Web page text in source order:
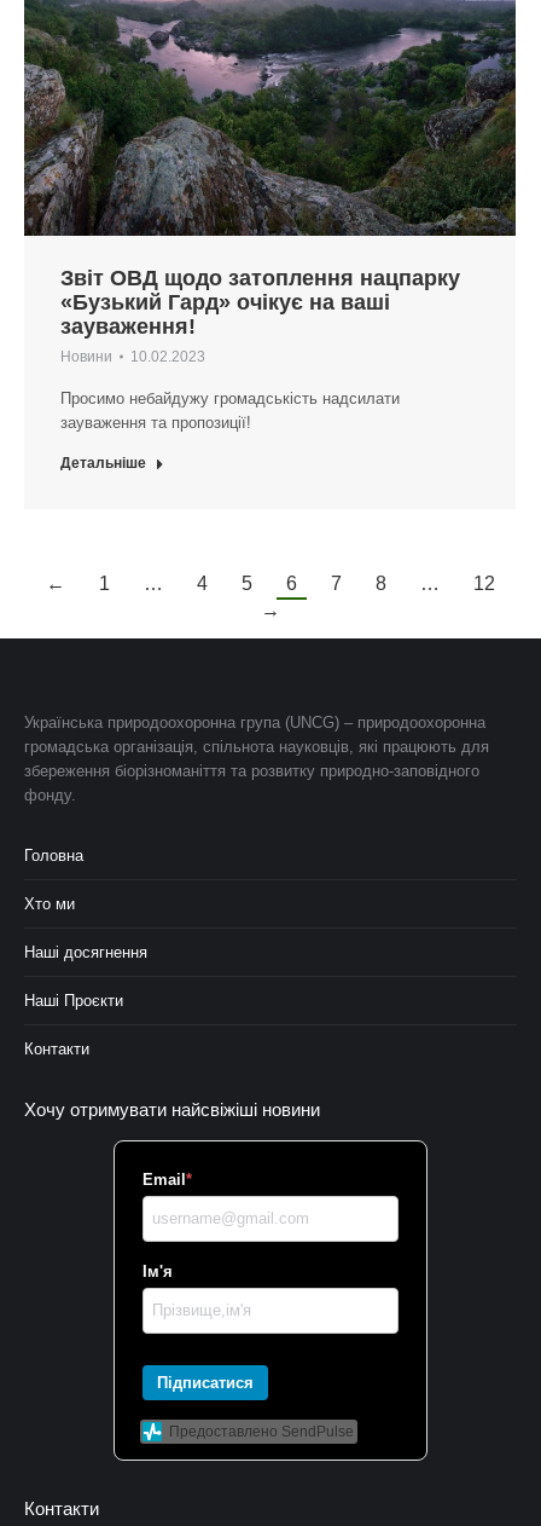
Звіт ОВД щодо затоплення нацпарку
«Бузький Гард» очікує на ваші
зауваження!
Новини 10.02.2023
Просимо небайдужу громадськість надсилати
зауваження та пропозиції!
Детальніше
← 1 … 4 5 6 7 8 …
12
→
Українська природоохоронна група (UNCG) – природоохоронна
громадська організація, спільнота науковців, які працюють для
збереження біорізноманіття та розвитку природно-заповідного
фонду.
Головна
Хто ми
Наші досягнення
Наші Проєкти
Контакти
Хочу отримувати найсвіжіші новини
Email *
Ім'я
Підписатися
Предоставлено SendPulse
Контакти